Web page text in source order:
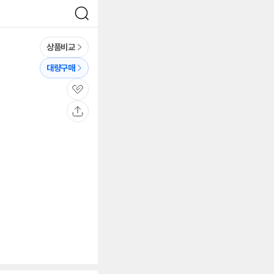
검
색
상품비교
대량구매
관
심